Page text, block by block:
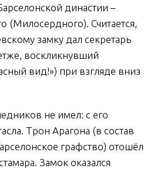
династии –
(Милосердного). Считается,
замку дал секретарь
воскликнувший
вид!») при взгляде вниз
не имел: с его
Трон Арагона (в состав
графство) отошёл
Замок оказался